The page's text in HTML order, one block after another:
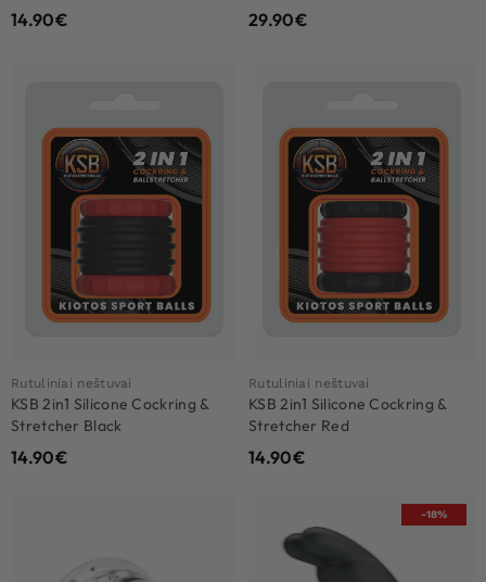
14.90€ 29.90€
Rutuliniai neštuvai
KSB 2in1 Silicone Cockring &
Stretcher Black
14.90€
Rutuliniai neštuvai
KSB 2in1 Silicone Cockring &
Stretcher Red
14.90€
-18%